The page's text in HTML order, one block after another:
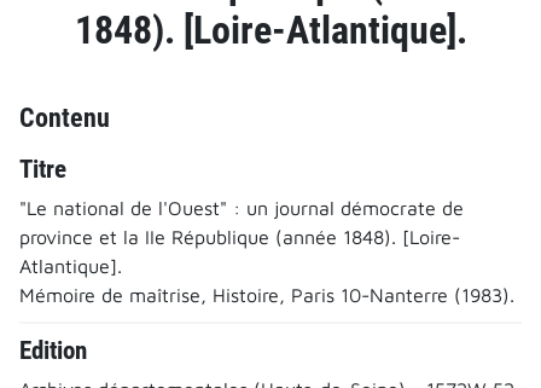
1848). [Loire-Atlantique].
Contenu
Titre
"Le national de l'Ouest" : un journal démocrate de
province et la IIe République (année 1848). [Loire-
Atlantique].
Mémoire de maîtrise, Histoire, Paris 10-Nanterre (1983).
Edition